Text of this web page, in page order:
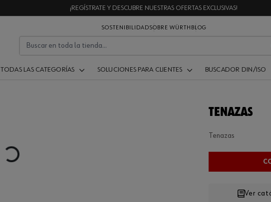
¡REGÍSTRATE Y DESCUBRE NUESTRAS OFERTAS EXCLUSIVAS!
SOSTENIBILIDADSOBRE WÜRTH BLOG
TODAS LAS CATEGORÍAS SOLUCIONES PARA CLIENTES BUSCADOR DIN/ISO
TENAZAS
Tenazas
Ver